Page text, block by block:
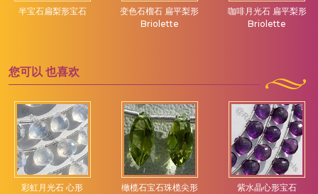
半宝石扁梨形宝石
变色石榴石 扁平梨形
Briolette
咖啡月光石 扁平梨形
Briolette
您可以 也喜欢
彩虹月光石 心形
橄榄石宝石珠榄尖形 紫水晶心形宝石